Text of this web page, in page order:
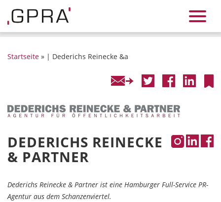
Startseite » | Dederichs Reinecke &a
DEDERICHS REINECKE
& PARTNER
Dederichs Reinecke & Partner ist eine Hamburger Full-Service PR-
Agentur aus dem Schanzenviertel.